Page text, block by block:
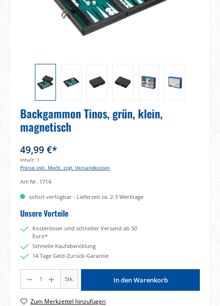
Backgammon Tinos, grün, klein,
magnetisch
49,99 €*
Inhalt: 1
Preise inkl. MwSt. zzgl. Versandkosten
Art-Nr. 1714
sofort verfügbar - Lieferzeit ca. 2-3 Werktage
Unsere Vorteile
Kostenloser und schneller Versand ab 50
Euro*
Schnelle Kaufabwicklung
14 Tage Geld-Zurück-Garantie
Produkt Anzahl: Gib den gewünschten Wert ein oder benutze die Schaltflächen um
Stk. In den Warenkorb
Zum Merkzettel hinzufügen